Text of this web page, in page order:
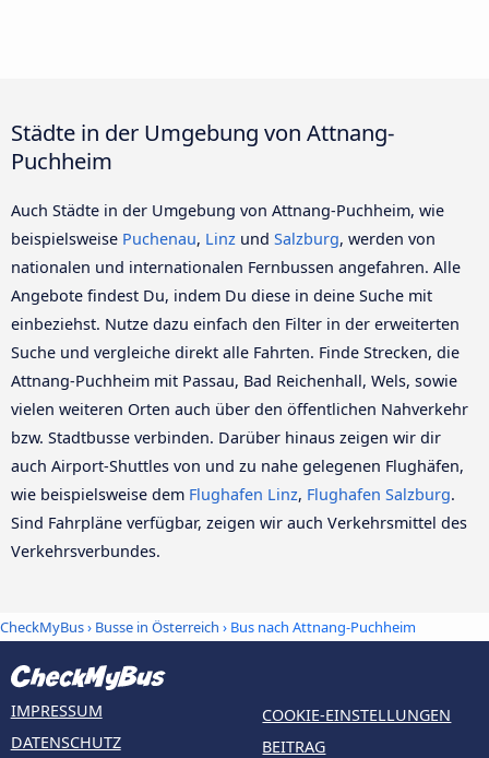
Städte in der Umgebung von Attnang-
Puchheim
Auch Städte in der Umgebung von Attnang-Puchheim, wie
beispielsweise Puchenau, Linz und Salzburg, werden von
nationalen und internationalen Fernbussen angefahren. Alle
Angebote findest Du, indem Du diese in deine Suche mit
einbeziehst. Nutze dazu einfach den Filter in der erweiterten
Suche und vergleiche direkt alle Fahrten. Finde Strecken, die
Attnang-Puchheim mit Passau, Bad Reichenhall, Wels, sowie
vielen weiteren Orten auch über den öffentlichen Nahverkehr
bzw. Stadtbusse verbinden. Darüber hinaus zeigen wir dir
auch Airport-Shuttles von und zu nahe gelegenen Flughäfen,
wie beispielsweise dem Flughafen Linz, Flughafen Salzburg.
Sind Fahrpläne verfügbar, zeigen wir auch Verkehrsmittel des
Verkehrsverbundes.
CheckMyBus› Busse in Österreich › Bus nach Attnang-Puchheim
IMPRESSUM
DATENSCHUTZ
COOKIE-EINSTELLUNGEN
BEITRAG